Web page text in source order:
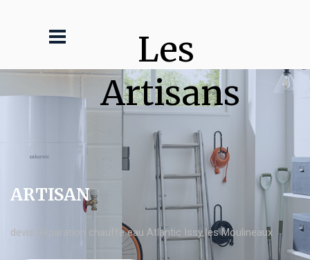
Les
Artisans
ARTISAN
devis Réparation chauffe eau Atlantic Issy les Moulineaux